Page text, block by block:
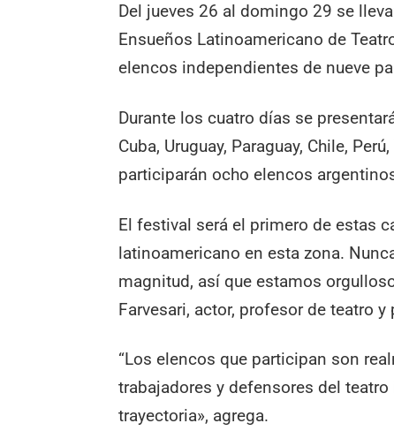
Del jueves 26 al domingo 29 se
Ensueños Latinoamericano de
elencos independientes de nueve
Durante los cuatro días se
Cuba, Uruguay, Paraguay, Chile,
participarán ocho elencos
El festival será el primero de estas
latinoamericano en esta zona.
magnitud, así que estamos
Farvesari, actor, profesor de teatro
“Los elencos que participan son
trabajadores y defensores del
trayectoria», agrega.